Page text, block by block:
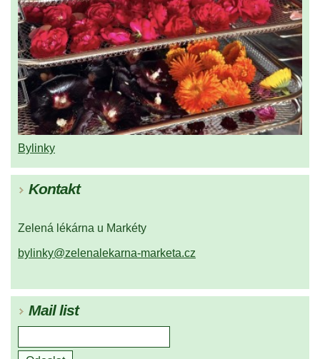
Bylinky
Kontakt
Zelená lékárna u Markéty
bylinky@zelenalekarna-marketa.cz
Mail list